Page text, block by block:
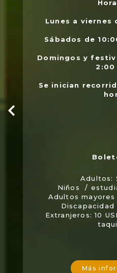
Lunes a viernes
Sábados de
Domingos y
2:00
Se inician
Adultos:
Niños /
Adultos mayores
Discapacidad
Extranjeros: 10
Más